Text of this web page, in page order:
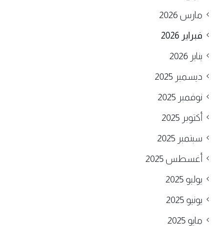
مارس 2026
فبراير 2026
يناير 2026
ديسمبر 2025
نوفمبر 2025
أكتوبر 2025
سبتمبر 2025
أغسطس 2025
يوليو 2025
يونيو 2025
مايو 2025